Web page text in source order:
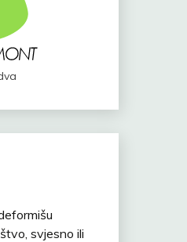
svjesno ili